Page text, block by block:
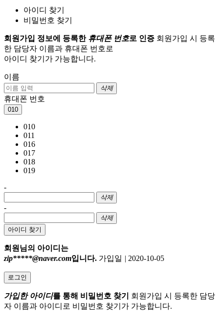
아이디 찾기
비밀번호 찾기
회원가입 정보에 등록한 휴대폰 번호로 인증 회원가입 시 등록
한 담당자 이름과 휴대폰 번호로
아이디 찾기가 가능합니다.
이름
삭제
휴대폰 번호
010
010
011
016
017
018
019
-
삭제
-
삭제
아이디 찾기
회원님의 아이디는
zip*****@naver.com입니다. 가입일 | 2020-10-05
로그인
가입한 아이디를 통해 비밀번호 찾기
회원가입 시 등록한 담당
자 이름과 아이디로 비밀번호 찾기가 가능합니다.